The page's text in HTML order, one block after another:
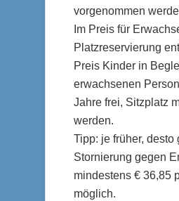
vorgenommen
Im Preis für
Platzreservierung
Preis Kinder in
erwachsenen
Jahre frei, Sitzplatz
werden.
Tipp: je früher, desto
Stornierung gegen
mindestens € 36,85
möglich.